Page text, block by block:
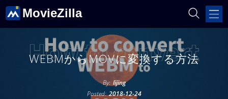
MovieZilla
WEBMからMOVに変換する方法
By: lijing
Posted: 2018-12-24